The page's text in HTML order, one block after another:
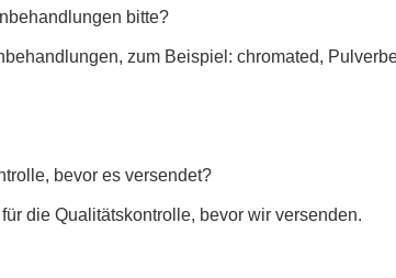
bitte?
zum Beispiel: chromated,
bevor es versendet?
die Qualitätskontrolle, bevor wir versenden.